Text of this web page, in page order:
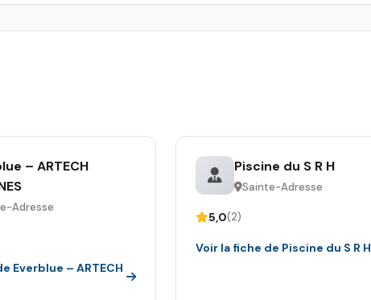
– ARTECH
Adresse
Everblue – ARTECH
Piscine du S R H
Sainte-Adresse
5,0(2)
Voir la fiche de Piscine du S R H